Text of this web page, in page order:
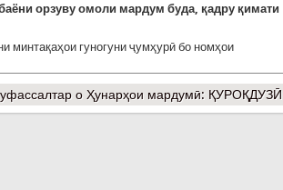
орзуву омоли мардум буда, қадру қимати
минтақаҳои гуногуни ҷумҳурӣ бо номҳои
о Ҳунарҳои мардумӣ: ҚУРОҚДУЗӢ